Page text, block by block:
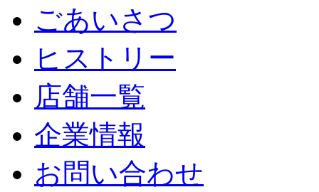
ごあいさつ
ヒストリー
店舗一覧
企業情報
お問い合わせ